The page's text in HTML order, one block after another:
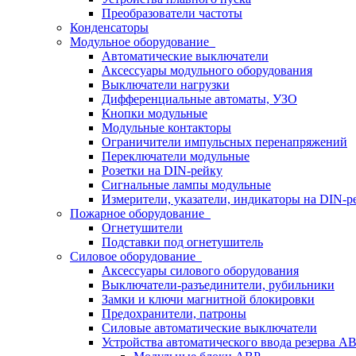
Преобразователи частоты
Конденсаторы
Модульное оборудование
Автоматические выключатели
Аксессуары модульного оборудования
Выключатели нагрузки
Дифференциальные автоматы, УЗО
Кнопки модульные
Модульные контакторы
Ограничители импульсных перенапряжений
Переключатели модульные
Розетки на DIN-рейку
Сигнальные лампы модульные
Измерители, указатели, индикаторы на DIN-
Пожарное оборудование
Огнетушители
Подставки под огнетушитель
Силовое оборудование
Аксессуары силового оборудования
Выключатели-разъединители, рубильники
Замки и ключи магнитной блокировки
Предохранители, патроны
Силовые автоматические выключатели
Устройства автоматического ввода резерва